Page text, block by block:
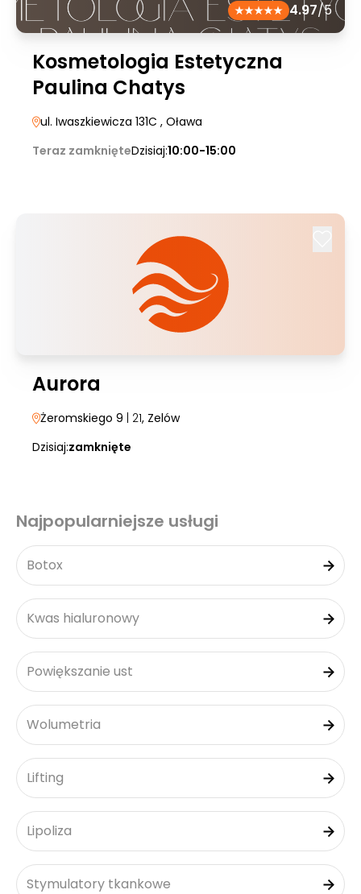
4.97/5
Kosmetologia Estetyczna
Paulina Chatys
ul. Iwaszkiewicza 131C , Oława
Teraz zamknięteDzisiaj:10:00-15:00
Aurora
Żeromskiego 9 | 21, Zelów
Dzisiaj:zamknięte
Najpopularniejsze usługi
Botox
Kwas hialuronowy
Powiększanie ust
Wolumetria
Lifting
Lipoliza
Stymulatory tkankowe